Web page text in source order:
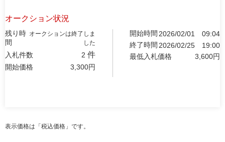
オークション状況
残り時
間
オークションは終了しま
した
入札件数 2 件
開始価格 3,300円
開始時間 2026/02/01
09:04
終了時間 2026/02/25
19:00
最低入札価格
3,600円
表示価格は「税込価格」です。